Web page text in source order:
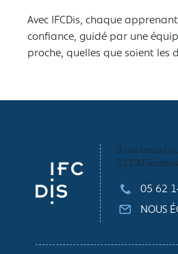
Avec IFCDis, chaque
confiance, guidé par une
proche, quelles que soient les
3 rue Louis
31100
05 62
NOUS